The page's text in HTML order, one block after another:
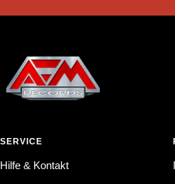
SERVICE
Hilfe & Kontakt